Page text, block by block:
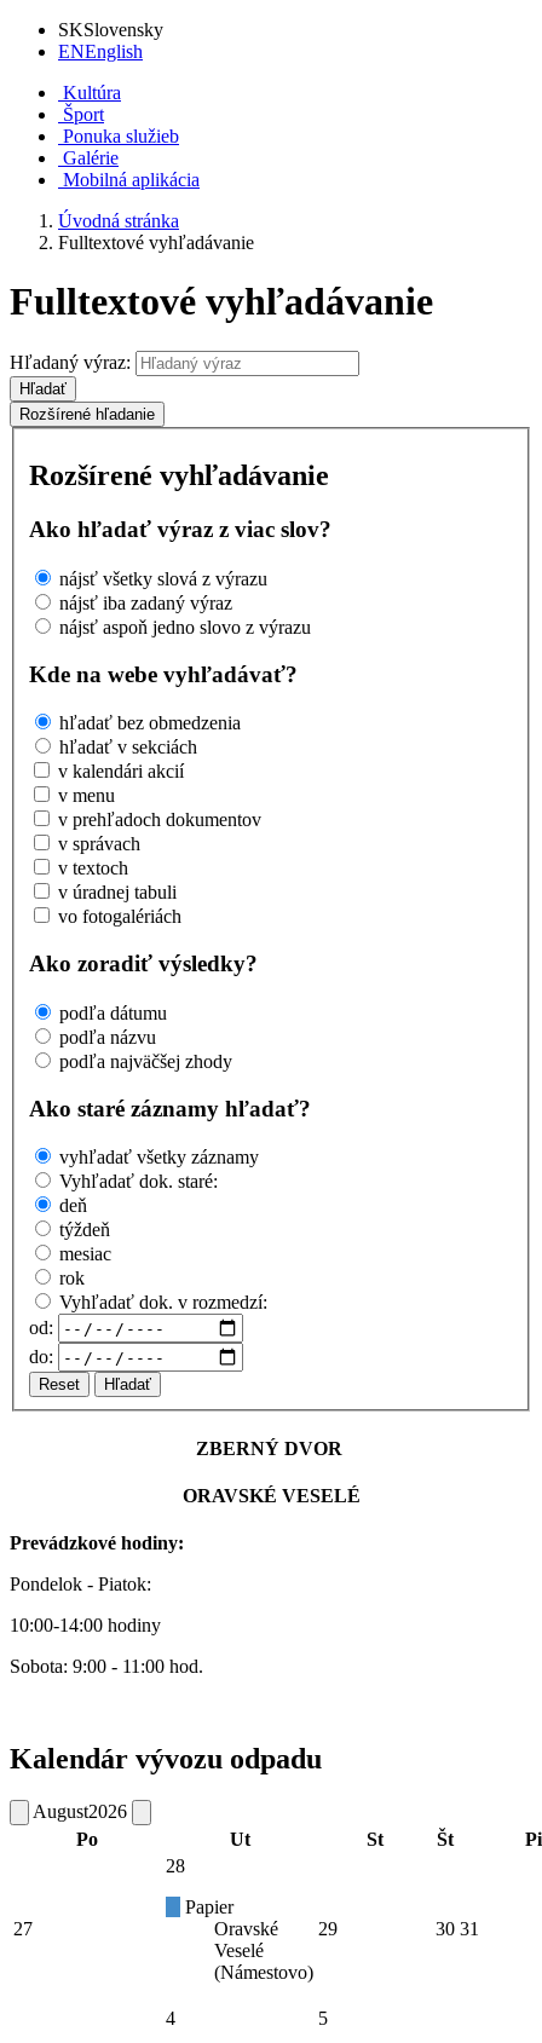
SKSlovensky
ENEnglish
Kultúra
Šport
Ponuka služieb
Galérie
Mobilná aplikácia
Úvodná stránka
Fulltextové vyhľadávanie
Fulltextové vyhľadávanie
Hľadaný výraz:
Hľadať
Rozšírené hľadanie
Rozšírené vyhľadávanie
Ako hľadať výraz z viac slov?
nájsť všetky slová z výrazu
nájsť iba zadaný výraz
nájsť aspoň jedno slovo z výrazu
Kde na webe vyhľadávať?
hľadať bez obmedzenia
hľadať v sekciách
v kalendári akcií
v menu
v prehľadoch dokumentov
v správach
v textoch
v úradnej tabuli
vo fotogalériách
Ako zoradiť výsledky?
podľa dátumu
podľa názvu
podľa najväčšej zhody
Ako staré záznamy hľadať?
vyhľadať všetky záznamy
Vyhľadať dok. staré:
deň
týždeň
mesiac
rok
Vyhľadať dok. v rozmedzí:
od:
do:
Reset Hľadať
ZBERNÝ DVOR
ORAVSKÉ VESELÉ
Prevádzkové hodiny:
Pondelok - Piatok:
10:00-14:00 hodiny
Sobota: 9:00 - 11:00 hod.
Kalendár vývozu odpadu
August2026
Po
Ut St Št Pi
27
28
Papier
Oravské
Veselé
(Námestovo)
29 30 31
4
5